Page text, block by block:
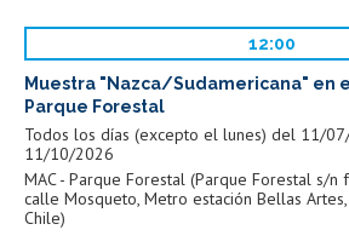
12:00
Muestra "Nazca/Sudamericana" en
Parque Forestal
Todos los días (excepto el lunes) del 11/
11/10/2026
MAC - Parque Forestal (Parque Forestal s/n
calle Mosqueto, Metro estación Bellas Artes,
Chile)